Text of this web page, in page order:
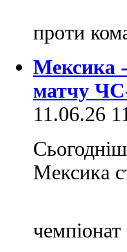
проти
Мексика
матчу
11.06.26
Мексика
чемпіонат